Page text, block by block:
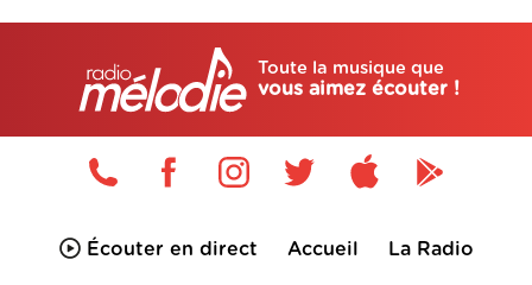
Toute la musique que
vous aimez écouter !
Écouter en direct Accueil La Radio